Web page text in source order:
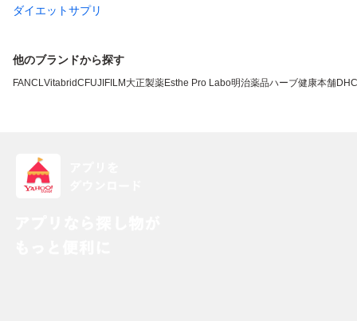
ダイエットサプリ
他のブランドから探す
FANCLVitabridC FUJIFILM 大正製薬Esthe Pro Labo明治薬品ハーブ健康本舗DHC